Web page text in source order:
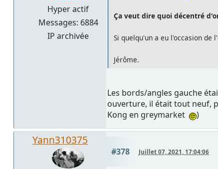
Hyper actif
Messages: 6884
IP archivée
Ça veut dire quoi décentré
Si quelqu'un a eu l'occasion
Jérôme.
Les bords/angles gauche
ouverture, il était tout neuf,
Kong en greymarket
)
Yann310375
#378 Juillet 07, 2021, 17:04:06